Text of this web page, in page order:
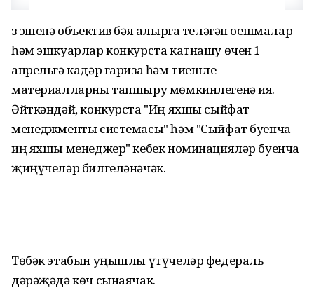
Үз эшенә объектив бәя алырга теләгән оешмалар
һәм эшкуарлар конкурста катнашу өчен 1
апрельгә кадәр гариза һәм тиешле
материалларны тапшыру мөмкинлегенә ия.
Әйткәндәй, конкурста "Иң яхшы сыйфат
менеджменты системасы" һәм "Сыйфат буенча
иң яхшы менеджер" кебек номинацияләр буенча
җиңүчеләр билгеләнәчәк.
Төбәк этабын уңышлы үтүчеләр федераль
дәрәҗәдә көч сынаячак.